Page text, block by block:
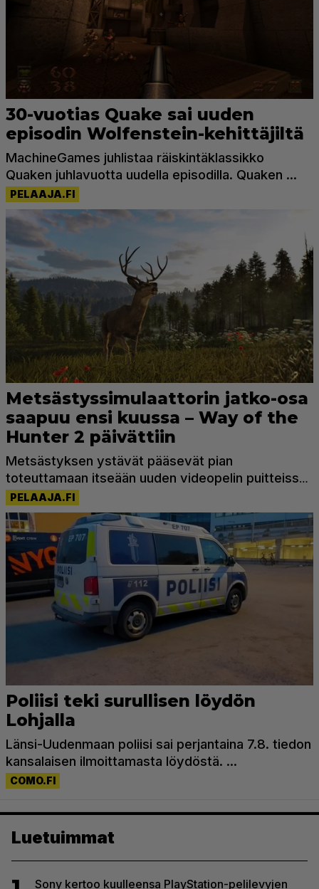
Luetuimmat
Sony kertoo kuulleensa PlayStation-pelilevyjen